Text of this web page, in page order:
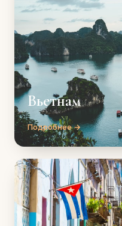
Вьетнам
Подробнее →